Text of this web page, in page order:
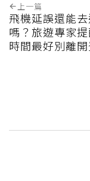
上一篇
飛機延誤還能
嗎？旅遊專家
時間最好別離